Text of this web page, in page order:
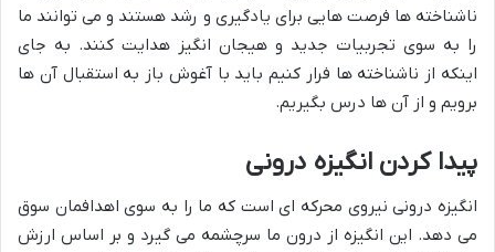
ناشناخته ها فرصت هایی برای یادگیری و رشد هستند و می توانند ما
را به سوی تجربیات جدید و هیجان انگیز هدایت کنند. به جای
اینکه از ناشناخته ها فرار کنیم باید با آغوش باز به استقبال آن ها
برویم و از آن ها درس بگیریم.
پیدا کردن انگیزه درونی
انگیزه درونی نیروی محرکه ای است که ما را به سوی اهدافمان سوق
می دهد. این انگیزه از درون ما سرچشمه می گیرد و بر اساس ارزش